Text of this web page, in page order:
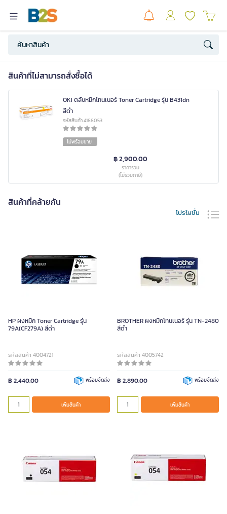
สินค้าที่ไม่สามารถสั่งซื้อได้
OKI ตลับหมึกโทนเนอร์ Toner Cartridge รุ่น B431dn
สีดำ
รหัสสินค้า 4166053
ไม่พร้อมขาย
฿ 2,900.00
ราคารวม
(ไม่รวมภาษี)
สินค้าที่คล้ายกัน
โปรโมชั่น
HP ผงหมึก Toner Cartridge รุ่น
79A(CF279A) สีดำ
รหัสสินค้า 4004721
฿ 2,440.00 พร้อมจัดส่ง
เพิ่มสินค้า
BROTHER ผงหมึกโทนเนอร์ รุ่น TN-2480
สีดำ
รหัสสินค้า 4005742
฿ 2,890.00 พร้อมจัดส่ง
เพิ่มสินค้า